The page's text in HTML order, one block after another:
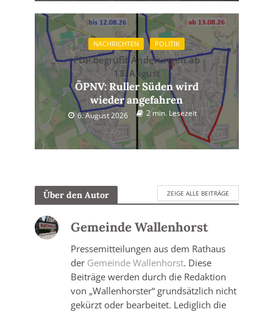
NACHRICHTEN POLITIK
FDP begrüßt Änderungen ab
13. August
ÖPNV: Ruller Süden wird
wieder angefahren
6. August 2026 2 min. Lesezeit
Über den Autor ZEIGE ALLE BEITRÄGE
Gemeinde Wallenhorst
Pressemitteilungen aus dem Rathaus
der Gemeinde Wallenhorst. Diese
Beiträge werden durch die Redaktion
von „Wallenhorster“ grundsätzlich nicht
gekürzt oder bearbeitet. Lediglich die